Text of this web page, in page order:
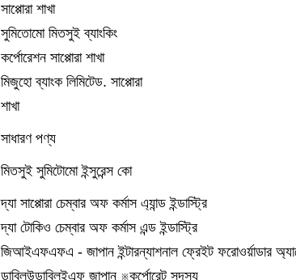
সাপ্পোরা শাখা
সুমিতোমো মিতসুই ব্যাংকিং
কর্পোরেশন সাপ্পোরা শাখা
মিজুহো ব্যাংক লিমিটেড. সাপ্পোরা
শাখা
সাধারণ পণ্য
মিতসুই সুমিটোমো ইন্সুরেন্স কো
দ্যা সাপ্পোরা চেম্বার অফ কর্মাস এ্যান্ড ইন্ডাস্ট্রি
দ্যা টোকিও চেম্বার অফ কর্মাস এন্ড ইন্ডাস্ট্রি
জিআইএফএফএ - জাপান ইন্টারন্যাশনাল ফ্রেইট ফরোওর্য়াডার
ডাব্লিউডাব্লিইএফ জাপান ※কর্পোরেট সদস্য